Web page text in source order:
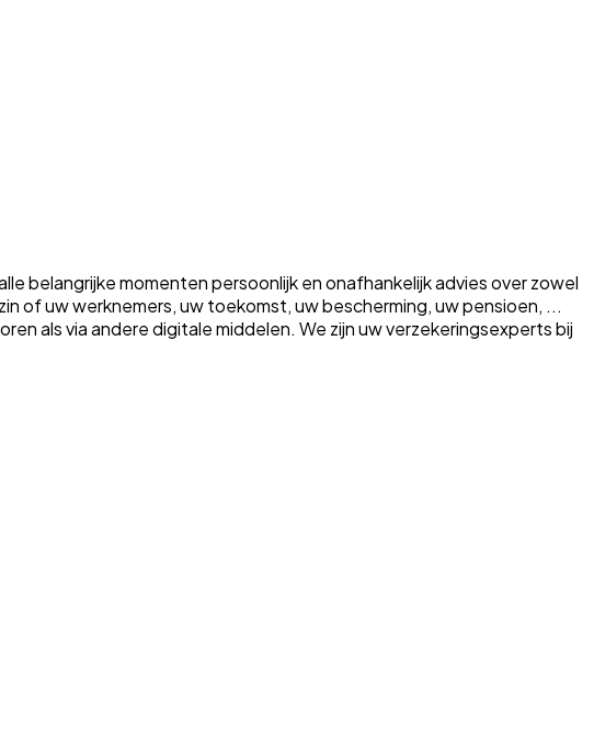
belangrijke momenten persoonlijk en onafhankelijk advies over zowel
of uw werknemers, uw toekomst, uw bescherming, uw pensioen, ...
als via andere digitale middelen. We zijn uw verzekeringsexperts bij